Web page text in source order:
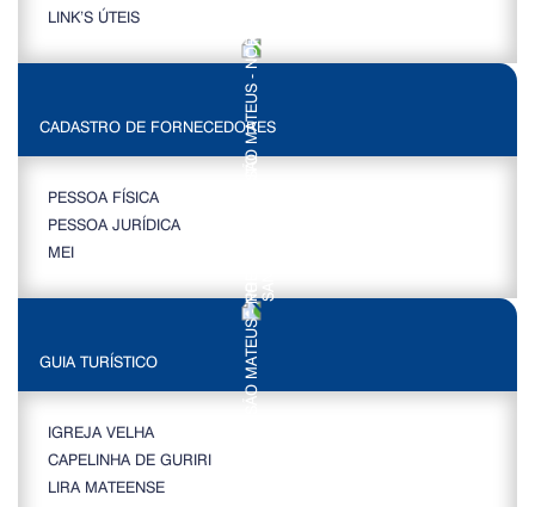
LINK’S ÚTEIS
CADASTRO DE FORNECEDORES
PESSOA FÍSICA
PESSOA JURÍDICA
MEI
GUIA TURÍSTICO
IGREJA VELHA
CAPELINHA DE GURIRI
LIRA MATEENSE